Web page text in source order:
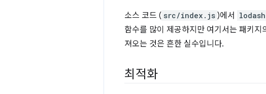
소스 코드 ( src/index.js )에서 lodash
함수를 많이 제공하지만 여기서는 패키
져오는 것은 흔한 실수입니다.
최적화